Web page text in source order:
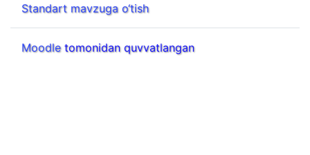
Standart mavzuga o‘tish
Moodletomonidan quvvatlangan